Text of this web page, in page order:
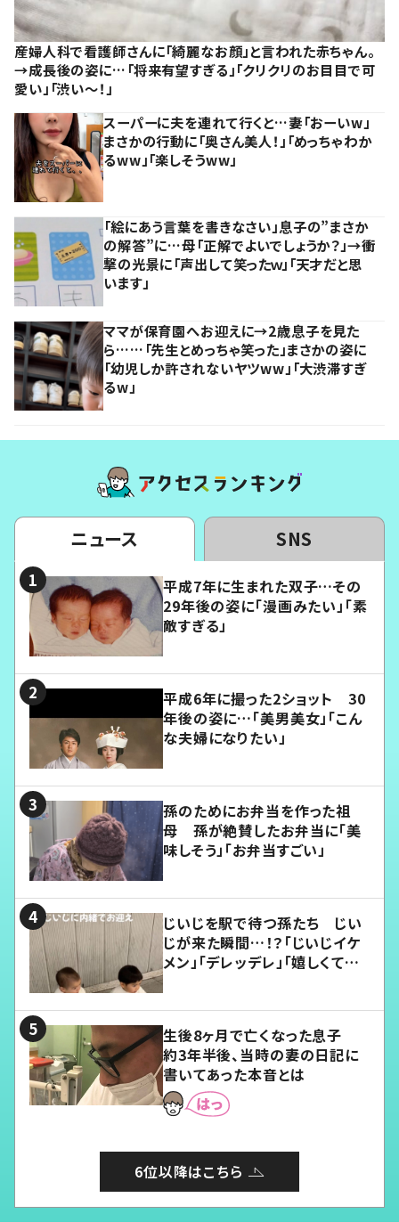
産婦人科で看護師さんに「綺麗なお顔」と言われた赤ちゃん。
→成長後の姿に…「将来有望すぎる」「クリクリのお目目で可
愛い」「渋い～！」
スーパーに夫を連れて行くと…妻「おーいw」
まさかの行動に「奥さん美人！」「めっちゃわか
るww」「楽しそうww」
「絵にあう言葉を書きなさい」息子の”まさか
の解答”に…母「正解でよいでしょうか？」→衝
撃の光景に「声出して笑ったｗ」「天才だと思
います」
ママが保育園へお迎えに→2歳息子を見た
ら……「先生とめっちゃ笑った」まさかの姿に
「幼児しか許されないヤツww」「大渋滞すぎ
るw」
ニュース SNS
平成7年に生まれた双子…その
29年後の姿に「漫画みたい」「素
敵すぎる」
平成6年に撮った2ショット 30
年後の姿に…「美男美女」「こん
な夫婦になりたい」
孫のためにお弁当を作った祖
母 孫が絶賛したお弁当に「美
味しそう」「お弁当すごい」
じいじを駅で待つ孫たち じい
じが来た瞬間…！？「じいじイケ
メン」「デレッデレ」「嬉しくて可
生後8ヶ月で亡くなった息子
約3年半後、当時の妻の日記に
書いてあった本音とは
6位以降はこちら